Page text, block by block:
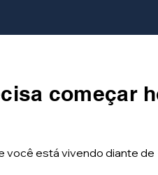
começar
você está vivendo diante de